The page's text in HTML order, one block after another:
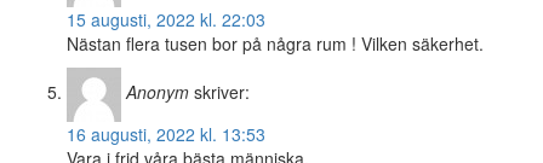
15 augusti, 2022 kl. 22:03
Nästan flera tusen bor på några rum ! Vilken säkerhet.
Anonym skriver:
16 augusti, 2022 kl. 13:53